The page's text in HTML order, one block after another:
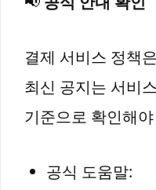
결제 서비스 정책
최신 공지는 서비
기준으로 확인해
공식 도움말: